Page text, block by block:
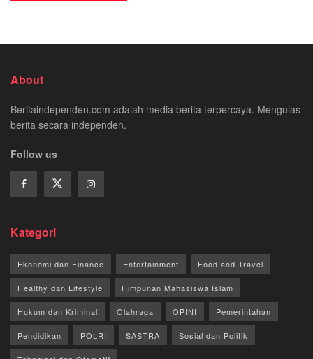
About
Beritaindependen.com adalah media berita terpercaya. Mengulas
berita secara independen.
Follow us
Kategori
Ekonomi dan Finance Entertainment Food and Travel
Healthy dan Lifestyle Himpunan Mahasiswa Islam
Hukum dan Kriminal Olahraga OPINI Pemerintahan
Pendidikan POLRI SASTRA Sosial dan Politik